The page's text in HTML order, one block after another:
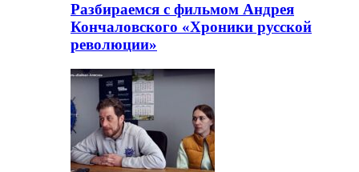
Разбираемся с фильмом Андрея
Кончаловского «Хроники русской
революции»